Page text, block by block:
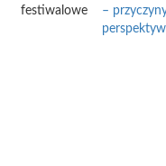
festiwalowe
–